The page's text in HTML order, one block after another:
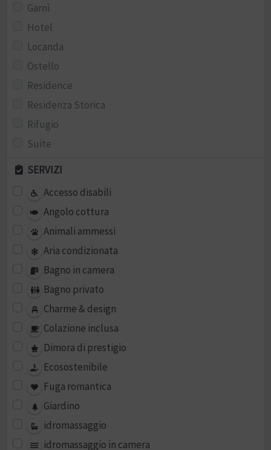
Garnì
Hotel
Locanda
Ostello
Residence
Residenza Storica
Rifugio
Suite
SERVIZI
Accesso disabili
Angolo cottura
Animali ammessi
Aria condizionata
Bagno in camera
Bagno privato
Charme & design
Colazione inclusa
Dimora di prestigio
Ecosostenibile
Fuga romantica
Giardino
idromassaggio
idromassaggio in camera